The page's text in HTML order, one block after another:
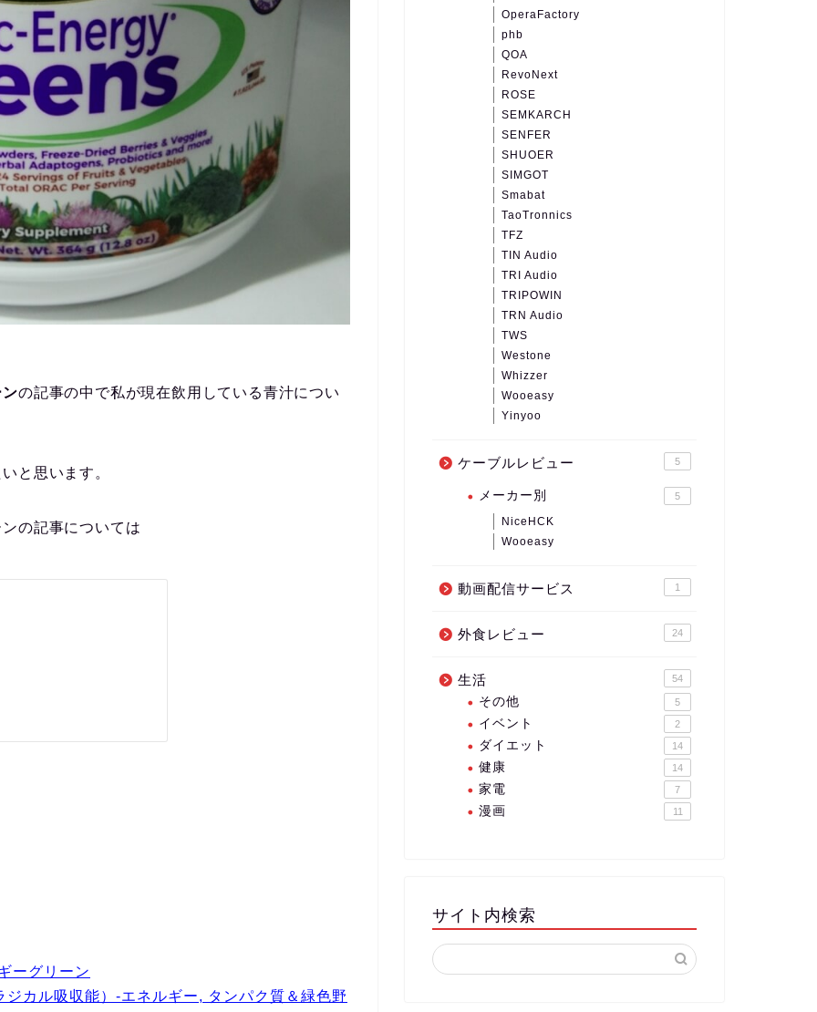
の記事の中で私が現在飲用している青汁につい
と思います。
の記事については
ーグリーン
カル吸収能）-エネルギー, タンパク質＆緑色野
OperaFactory
phb
QOA
RevoNext
ROSE
SEMKARCH
SENFER
SHUOER
SIMGOT
Smabat
TaoTronnics
TFZ
TIN Audio
TRI Audio
TRIPOWIN
TRN Audio
TWS
Westone
Whizzer
Wooeasy
Yinyoo
ケーブルレビュー 5
メーカー別 5
NiceHCK
Wooeasy
動画配信サービス 1
外食レビュー 24
生活 54
その他 5
イベント 2
ダイエット 14
健康 14
家電 7
漫画 11
サイト内検索